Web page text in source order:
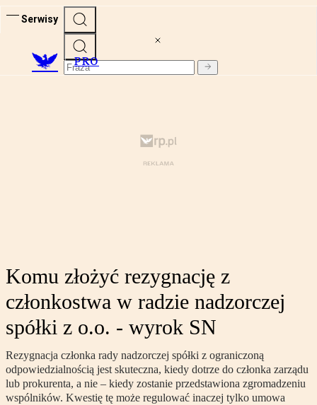
Serwisy
PRO
Komu złożyć rezygnację z
członkostwa w radzie nadzorczej
spółki z o.o. - wyrok SN
Rezygnacja członka rady nadzorczej spółki z ograniczoną
odpowiedzialnością jest skuteczna, kiedy dotrze do członka zarządu
lub prokurenta, a nie – kiedy zostanie przedstawiona zgromadzeniu
wspólników. Kwestię tę może regulować inaczej tylko umowa